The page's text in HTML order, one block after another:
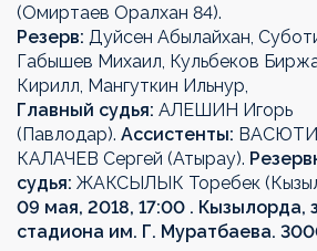
(Омиртаев Оралхан 84).
Резерв: Дуйсен Абылайхан,
Габышев Михаил, Кульбеков
Кирилл, Мангуткин Ильнур,
Главный судья: АЛЕШИН Игорь
(Павлодар). Ассистенты:
КАЛАЧЕВ Сергей (Атырау).
судья: ЖАКСЫЛЫК Торебек
09 мая, 2018, 17:00 . Кызылорда,
стадиона им. Г. Муратбаева.